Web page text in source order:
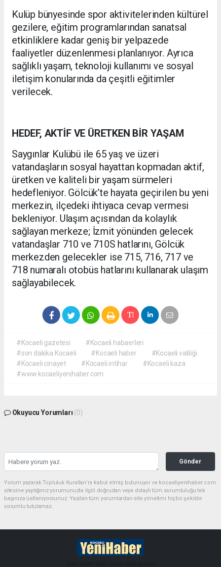
Kulüp bünyesinde spor aktivitelerinden kültürel
gezilere, eğitim programlarından sanatsal
etkinliklere kadar geniş bir yelpazede
faaliyetler düzenlenmesi planlanıyor. Ayrıca
sağlıklı yaşam, teknoloji kullanımı ve sosyal
iletişim konularında da çeşitli eğitimler
verilecek.
HEDEF, AKTİF VE ÜRETKEN BİR YAŞAM
Saygınlar Kulübü ile 65 yaş ve üzeri
vatandaşların sosyal hayattan kopmadan aktif,
üretken ve kaliteli bir yaşam sürmeleri
hedefleniyor. Gölcük’te hayata geçirilen bu yeni
merkezin, ilçedeki ihtiyaca cevap vermesi
bekleniyor. Ulaşım açısından da kolaylık
sağlayan merkeze; İzmit yönünden gelecek
vatandaşlar 710 ve 710S hatlarını, Gölcük
merkezden gelecekler ise 715, 716, 717 ve
718 numaralı otobüs hatlarını kullanarak ulaşım
sağlayabilecek.
#Kocaeli gazetesi
#Kocaeli habaerleri
#son dakika Kocaeli
#Kocaeli haber
#Kocaeli valiliği
#Kocaeli cinayet
#Kocaeli intihar
#Kocaeli kaza
#www.kocaeliyenihaber.com
Okuyucu Yorumları (0)
Gönder
Yorum yazarak Topluluk Kuralları’nı kabul etmiş bulunuyor ve kocaeliyenihaber.com
sitesine yaptığınız yorumunuzla ilgili doğrudan veya dolaylı tüm sorumluluğu tek
başınıza üstleniyorsunuz. Yazılan tüm yorumlardan site yönetimi hiçbir şekilde
sorumlu tutulamaz.